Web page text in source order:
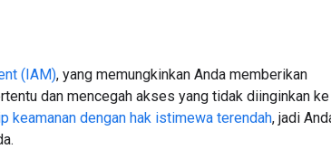
(IAM), yang memungkinkan Anda memberikan
dan mencegah akses yang tidak diinginkan ke
keamanan dengan hak istimewa terendah, jadi